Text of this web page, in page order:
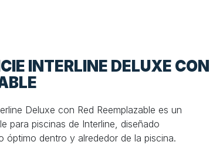
INTERLINE DELUXE CON
Deluxe con Red Reemplazable es un
para piscinas de Interline, diseñado
óptimo dentro y alrededor de la piscina.